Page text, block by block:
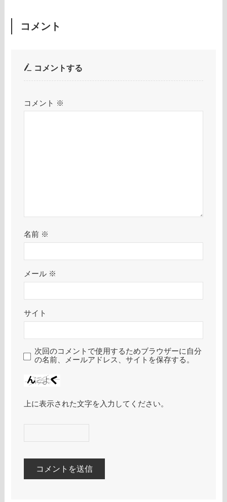
コメント
コメントする
コメント ※
名前 ※
メール ※
サイト
次回のコメントで使用するためブラウザーに自分
の名前、メールアドレス、サイトを保存する。
上に表示された文字を入力してください。